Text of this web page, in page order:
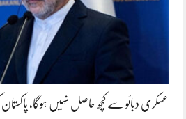
عسکری دبائو سے کچھ حاصل نہیں ہوگا، پاکستان